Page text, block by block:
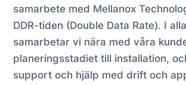
samarbete med Mellanox
DDR-tiden (Double Data Rate). I
samarbetar vi nära med våra
planeringsstadiet till installation,
support och hjälp med drift och